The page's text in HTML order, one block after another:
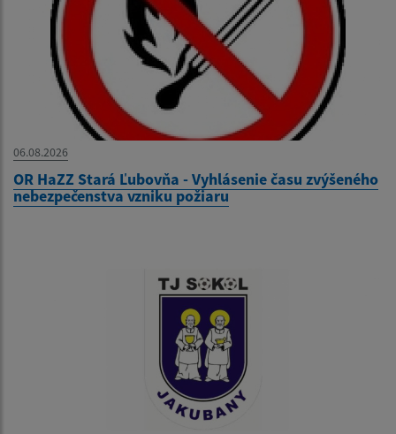
06.08.2026
OR HaZZ Stará Ľubovňa - Vyhlásenie času zvýšeného
nebezpečenstva vzniku požiaru